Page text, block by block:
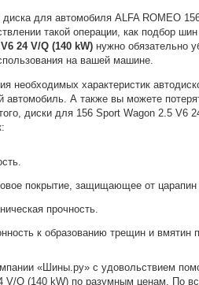
для автомобиля ALFA ROMEO
такой операции, как подбор
24 V/Q (140 kW) нужно обязательно
на вашей машине.
необходимых характеристик
автомобиль. А также вы можете
диски для 156 Sport Wagon 2.5
покрытие, защищающее от царапин
прочность.
к образованию трещин и вмятин
«Шины.ру» с удовольствием
V/Q (140 kW) по разумным ценам. По